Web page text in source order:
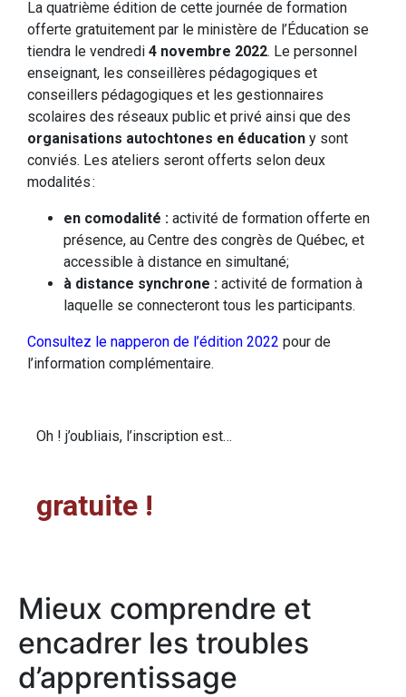
La quatrième édition de cette journée de formation
offerte gratuitement par le ministère de l’Éducation se
tiendra le vendredi 4 novembre 2022. Le personnel
enseignant, les conseillères pédagogiques et
conseillers pédagogiques et les gestionnaires
scolaires des réseaux public et privé ainsi que des
organisations autochtones en éducation y sont
conviés. Les ateliers seront offerts selon deux
modalités :
en comodalité : activité de formation offerte en
présence, au Centre des congrès de Québec, et
accessible à distance en simultané;
à distance synchrone : activité de formation à
laquelle se connecteront tous les participants.
Consultez le napperon de l’édition 2022 pour de
l’information complémentaire.
Oh ! j’oubliais, l’inscription est…
gratuite !
Mieux comprendre et
encadrer les troubles
d’apprentissage